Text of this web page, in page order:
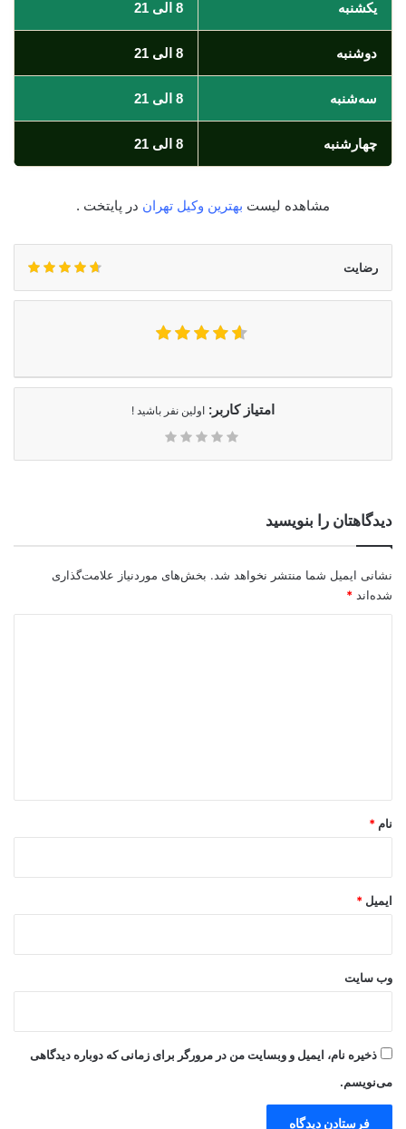
یکشنبه 8 الی 21
دوشنبه 8 الی 21
سه‌شنبه 8 الی 21
چهارشنبه 8 الی 21
مشاهده لیست بهترین وکیل تهران در پایتخت .
رضایت
امتیاز کاربر: اولین نفر باشید !
دیدگاهتان را بنویسید
نشانی ایمیل شما منتشر نخواهد شد. بخش‌های موردنیاز علامت‌گذاری
شده‌اند *
نام *
ایمیل *
وب‌ سایت
ذخیره نام، ایمیل و وبسایت من در مرورگر برای زمانی که دوباره دیدگاهی
می‌نویسم.